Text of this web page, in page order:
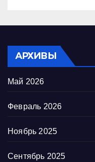
АРХИВЫ
Май 2026
Февраль 2026
Ноябрь 2025
Сентябрь 2025